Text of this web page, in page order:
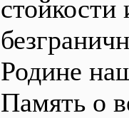
стойкости
Родине
Память о